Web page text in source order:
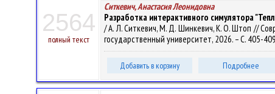
2564
полный текст
Ситкевич, Анастасия Леонидовна
Разработка интерактивного симулятора
/ А. Л. Ситкевич, М. Д. Шинкевич, К. О. Штоп //
государственный университет, 2026. – С. 405-
Добавить в корзину Подробнее